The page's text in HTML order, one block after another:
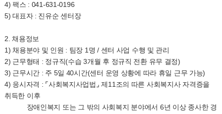
4) 팩스 : 041-631-0196
5) 대표자 : 진유순 센터장
2. 채용정보
1) 채용분야 및 인원 : 팀장 1명 / 센터 사업 수행 및 관리
2) 근무형태 : 정규직(수습 3개월 후 정규직 전환 유무 결정)
3) 근무시간 : 주 5일 40시간(센터 운영 상황에 따라 휴일 근무 가능)
4) 응시자격 : ⌜사회복지사업법⌟ 제11조의 따른 사회복지사 자격증을
취득한 이후
장애인복지 또는 그 밖의 사회복지 분야에서 6년 이상 종사한 경